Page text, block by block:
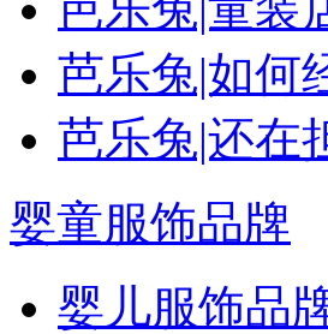
芭乐兔|如何
芭乐兔|还在
婴童服饰品牌
婴儿服饰品